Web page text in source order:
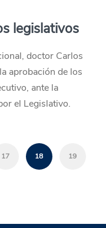
legislativos
doctor Carlos
aprobación de los
ante la
el Legislativo.
17 18 19